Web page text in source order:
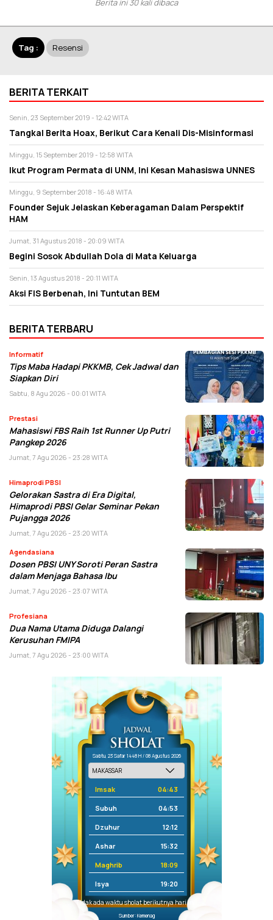
Berita ini 30 kali dibaca
Tag : Resensi
BERITA TERKAIT
Senin, 23 September 2019 - 12:42 WITA
Tangkal Berita Hoax, Berikut Cara Kenali Dis-Misinformasi
Minggu, 15 September 2019 - 12:58 WITA
Ikut Program Permata di UNM, Ini Kesan Mahasiswa UNNES
Minggu, 9 September 2018 - 16:48 WITA
Founder Sejuk Jelaskan Keberagaman Dalam Perspektif
HAM
Jumat, 31 Agustus 2018 - 20:09 WITA
Begini Sosok Abdullah Dola di Mata Keluarga
Senin, 13 Agustus 2018 - 20:11 WITA
Aksi FIS Berbenah, Ini Tuntutan BEM
BERITA TERBARU
Informatif
Tips Maba Hadapi PKKMB, Cek Jadwal dan
Siapkan Diri
Sabtu, 8 Agu 2026 - 00:01 WITA
Prestasi
Mahasiswi FBS Raih 1st Runner Up Putri
Pangkep 2026
Jumat, 7 Agu 2026 - 23:28 WITA
Himaprodi PBSI
Gelorakan Sastra di Era Digital,
Himaprodi PBSI Gelar Seminar Pekan
Pujangga 2026
Jumat, 7 Agu 2026 - 23:20 WITA
Agendasiana
Dosen PBSI UNY Soroti Peran Sastra
dalam Menjaga Bahasa Ibu
Jumat, 7 Agu 2026 - 23:07 WITA
Profesiana
Dua Nama Utama Diduga Dalangi
Kerusuhan FMIPA
Jumat, 7 Agu 2026 - 23:00 WITA
Sabtu, 23 Safar 1448 H / 08 Agustus 2026
Imsak 04:43
Subuh 04:53
Dzuhur 12:12
Ashar 15:32
Maghrib 18:09
Isya 19:20
Tidak ada waktu sholat berikutnya hari ini.
Sumber: Kemenag